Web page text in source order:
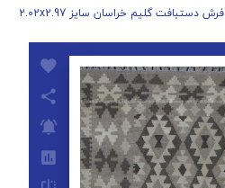
فرش دستبافت گلیم خراسان سایز 2.02x2.97